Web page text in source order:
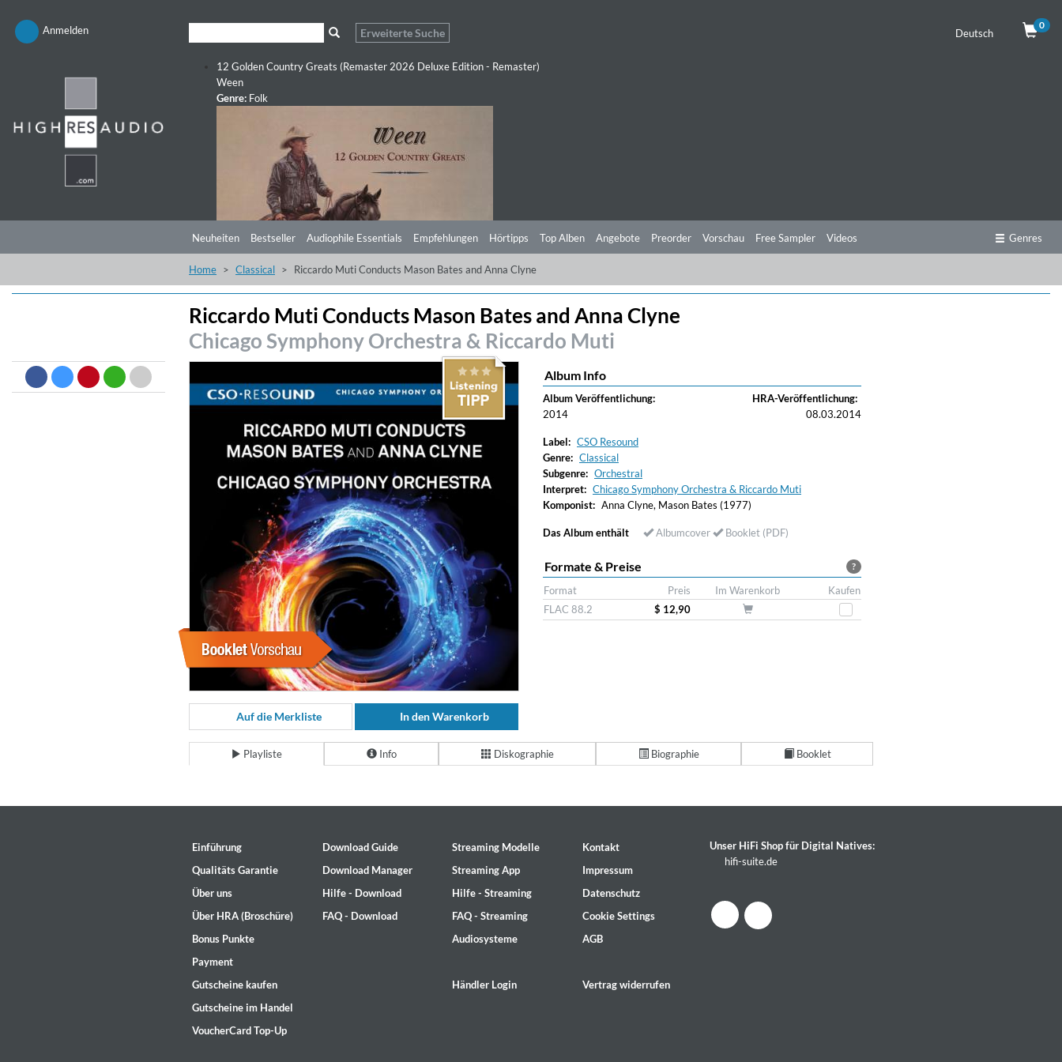
Anmelden Erweiterte Suche Deutsch
0
12 Golden Country Greats (Remaster 2026 Deluxe Edition - Remaster)
Ween
Genre: Folk
Big Band Bossa Nova (Remastered)
Stan Getz
Genre:Jazz
Coherence
Cindy Blackman Santana
Genre:Jazz
Convergence (Reference Edition)
Neuheiten Bestseller Audiophile Essentials Empfehlungen Hörtipps Top Alben Angebote Preorder Vorschau Free Sampler Videos Genres
Home Classical Riccardo Muti Conducts Mason Bates and Anna Clyne
Riccardo Muti Conducts Mason Bates and Anna Clyne
Chicago Symphony Orchestra & Riccardo Muti
Auf die Merkliste In den Warenkorb
Album Info
Album Veröffentlichung:
2014
HRA-Veröffentlichung:
08.03.2014
Label: CSO Resound
Genre: Classical
Subgenre: Orchestral
Interpret: Chicago Symphony Orchestra & Riccardo Muti
Komponist: Anna Clyne, Mason Bates (1977)
Das Album enthält Albumcover Booklet (PDF)
?
Formate & Preise
Format Preis Im Warenkorb
Kaufen
FLAC 88.2
$ 12,90
Playliste Info Diskographie Biographie Booklet
Einführung
Qualitäts Garantie
Über uns
Über HRA (Broschüre)
Bonus Punkte
Payment
Gutscheine kaufen
Gutscheine im Handel
VoucherCard Top-Up
Download Guide
Download Manager
Hilfe - Download
FAQ - Download
Streaming Modelle
Streaming App
Hilfe - Streaming
FAQ - Streaming
Audiosysteme
Händler Login
Kontakt
Impressum
Datenschutz
Cookie Settings
AGB
Vertrag widerrufen
Unser HiFi Shop für Digital Natives:
hifi-suite.de